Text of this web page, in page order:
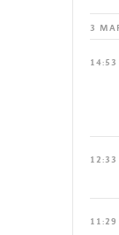
3
14:53
12:33
11:29